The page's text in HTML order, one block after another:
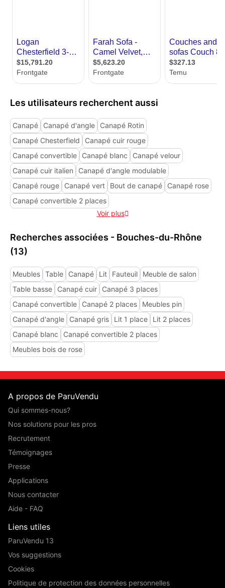
Les utilisateurs recherchent aussi
Canapé Canapé d'angle
Canapé Rotin
Canapé Chesterfield
Canapé cuir rouge
Canapé convertible
Canapé blanc
Canapé velour
Canapé cuir italien
Canapé d'angle modulable
Canapé rouge
Canapé vert Bout de canapé
Canapé rose
Canapé convertible 2 places
Voir plus
Recherches associées - Bouches-du-Rhône
(13)
Meubles Table Canapé Lit Fauteuil
Meuble de salon
Table basse
Canapé cuir
Canapé 3 places
Canapé convertible
Canapé 2 places
Meubles pin
Canapé d'angle
Canapé gris Lit 1 place
Lit 2 places
Canapé blanc
Canapé convertible 2 places
Meubles bois de rose
A propos de ParuVendu
Qui sommes-nous?
Nos solutions pour les pros
Recrutement
Témoignages
Presse
Applications
Nous contacter
Aide - FAQ
Liens utiles
ParuVendu 13
Vos suggestions
Cookies
Politique de protection des données personnelles